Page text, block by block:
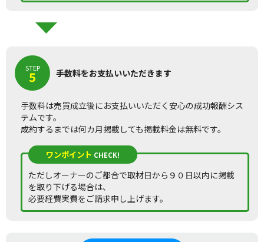
STEP
5 手数料をお支払いいただきます
手数料は売買成立後にお支払いいただく安心の成功報酬シス
テムです。
成約するまでは何カ月掲載しても掲載料金は無料です。
ワンポイント CHECK!
ただしオーナーのご都合で取材日から９０日以内に掲載
を取り下げる場合は、
必要経費実費をご請求申し上げます。